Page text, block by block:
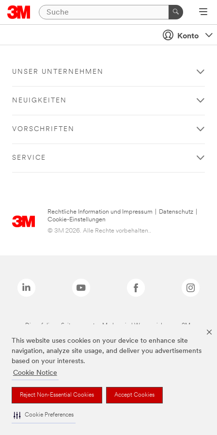
This website uses cookies on your device to enhance site
navigation, analyze site usage, and deliver you advertisements
based on your interests.
Cookie Notice
Reject Non-Essential Cookies Accept Cookies
Cookie Preferences
Konto
UNSER UNTERNEHMEN
NEUIGKEITEN
VORSCHRIFTEN
SERVICE
Rechtliche Information und Impressum Datenschutz
Cookie-Einstellungen
© 3M 2026. Alle Rechte vorbehalten..
Die auf dieser Seite genannten Marken sind Warenzeichen von 3M.